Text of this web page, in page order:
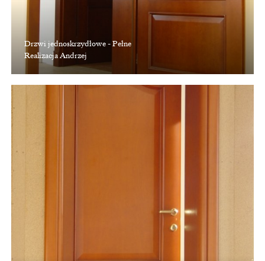
Drzwi jednoskrzydłowe - Pełne
Realizacja Andrzej